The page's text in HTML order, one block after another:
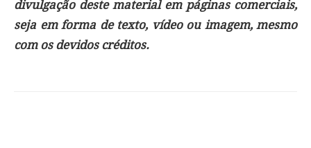
divulgação deste material em páginas comerciais,
seja em forma de texto, vídeo ou imagem, mesmo
com os devidos créditos.